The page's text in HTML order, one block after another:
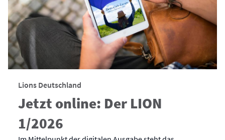
Lions Deutschland
Jetzt online: Der LION
1/2026